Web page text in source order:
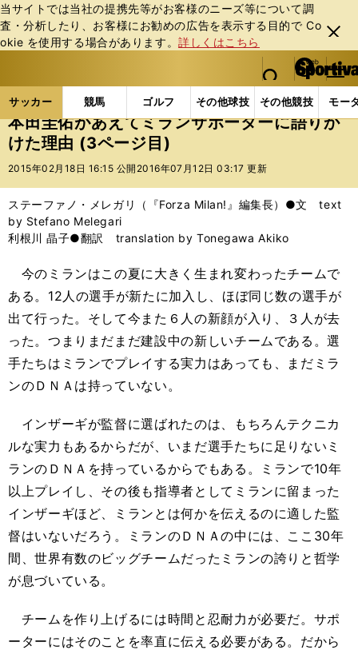
当サイトでは当社の提携先等がお客様のニーズ等について調
査・分析したり、お客様にお勧めの広告を表⽰する⽬的で Co
okie を使⽤する場合があります。詳しくはこちら
閉じ
る
web Sportiva (webスポルティーバ)
検索
マイペ
ー
ジ
メニュ
サッカー 競馬 ゴルフ その他球技 その他競技 モー
ス
ポ
ル
バ
サッカーの記事一覧 海外サッカー 海外サッカー
本田圭佑があえてミランサポーターに語りか
けた理由 (3ページ目)
2015年02月18日 16:15 公開 2016年07月12日 03:17 更新
ステーファノ・メレガリ（『Forza Milan!』編集長）●文 text
by Stefano Melegari
利根川 晶子●翻訳 translation by Tonegawa Akiko
今のミランはこの夏に大きく生まれ変わったチームで
ある。12人の選手が新たに加入し、ほぼ同じ数の選手が
出て行った。そして今また６人の新顔が入り、３人が去
った。つまりまだまだ建設中の新しいチームである。選
手たちはミランでプレイする実力はあっても、まだミラ
ンのＤＮＡは持っていない。
インザーギが監督に選ばれたのは、もちろんテクニカ
ルな実力もあるからだが、いまだ選手たちに足りないミ
ランのＤＮＡを持っているからでもある。ミランで10年
以上プレイし、その後も指導者としてミランに留まった
インザーギほど、ミランとは何かを伝えるのに適した監
督はいないだろう。ミランのＤＮＡの中には、ここ30年
間、世界有数のビッグチームだったミランの誇りと哲学
が息づいている。
チームを作り上げるには時間と忍耐力が必要だ。サポ
ーターにはそのことを率直に伝える必要がある。だから